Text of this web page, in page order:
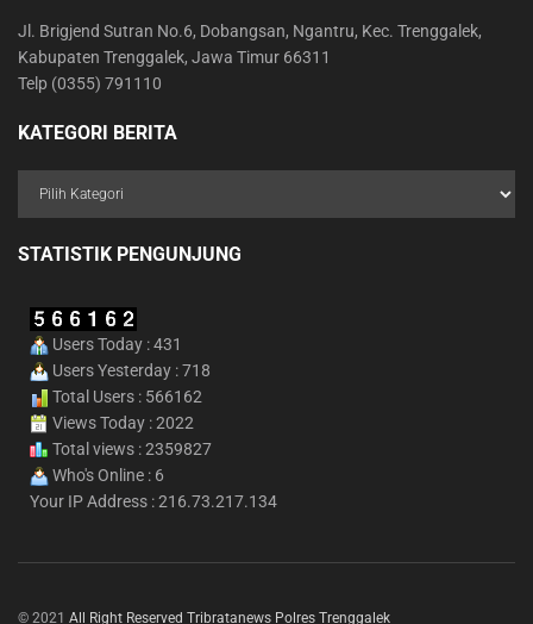
Jl. Brigjend Sutran No.6, Dobangsan, Ngantru, Kec. Trenggalek,
Kabupaten Trenggalek, Jawa Timur 66311
Telp (0355) 791110
KATEGORI BERITA
STATISTIK PENGUNJUNG
Users Today : 431
Users Yesterday : 718
Total Users : 566162
Views Today : 2022
Total views : 2359827
Who's Online : 6
Your IP Address : 216.73.217.134
© 2021 All Right Reserved Tribratanews Polres Trenggalek